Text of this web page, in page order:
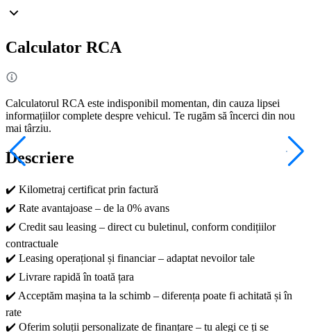
Calculator RCA
Calculatorul RCA este indisponibil momentan, din cauza lipsei
informațiilor complete despre vehicul. Te rugăm să încerci din nou
mai târziu.
Descriere
✔️ Kilometraj certificat prin factură
✔️ Rate avantajoase – de la 0% avans
✔️ Credit sau leasing – direct cu buletinul, conform condițiilor
contractuale
✔️ Leasing operațional și financiar – adaptat nevoilor tale
✔️ Livrare rapidă în toată țara
✔️ Acceptăm mașina ta la schimb – diferența poate fi achitată și în
rate
✔️ Oferim soluții personalizate de finanțare – tu alegi ce ți se